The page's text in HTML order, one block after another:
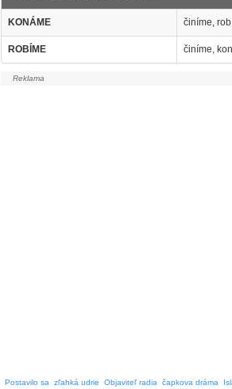
KONÁME činíme,
ROBÍME činíme,
Postavilo sa zľahká udrie Objaviteľ radia čapkova dráma